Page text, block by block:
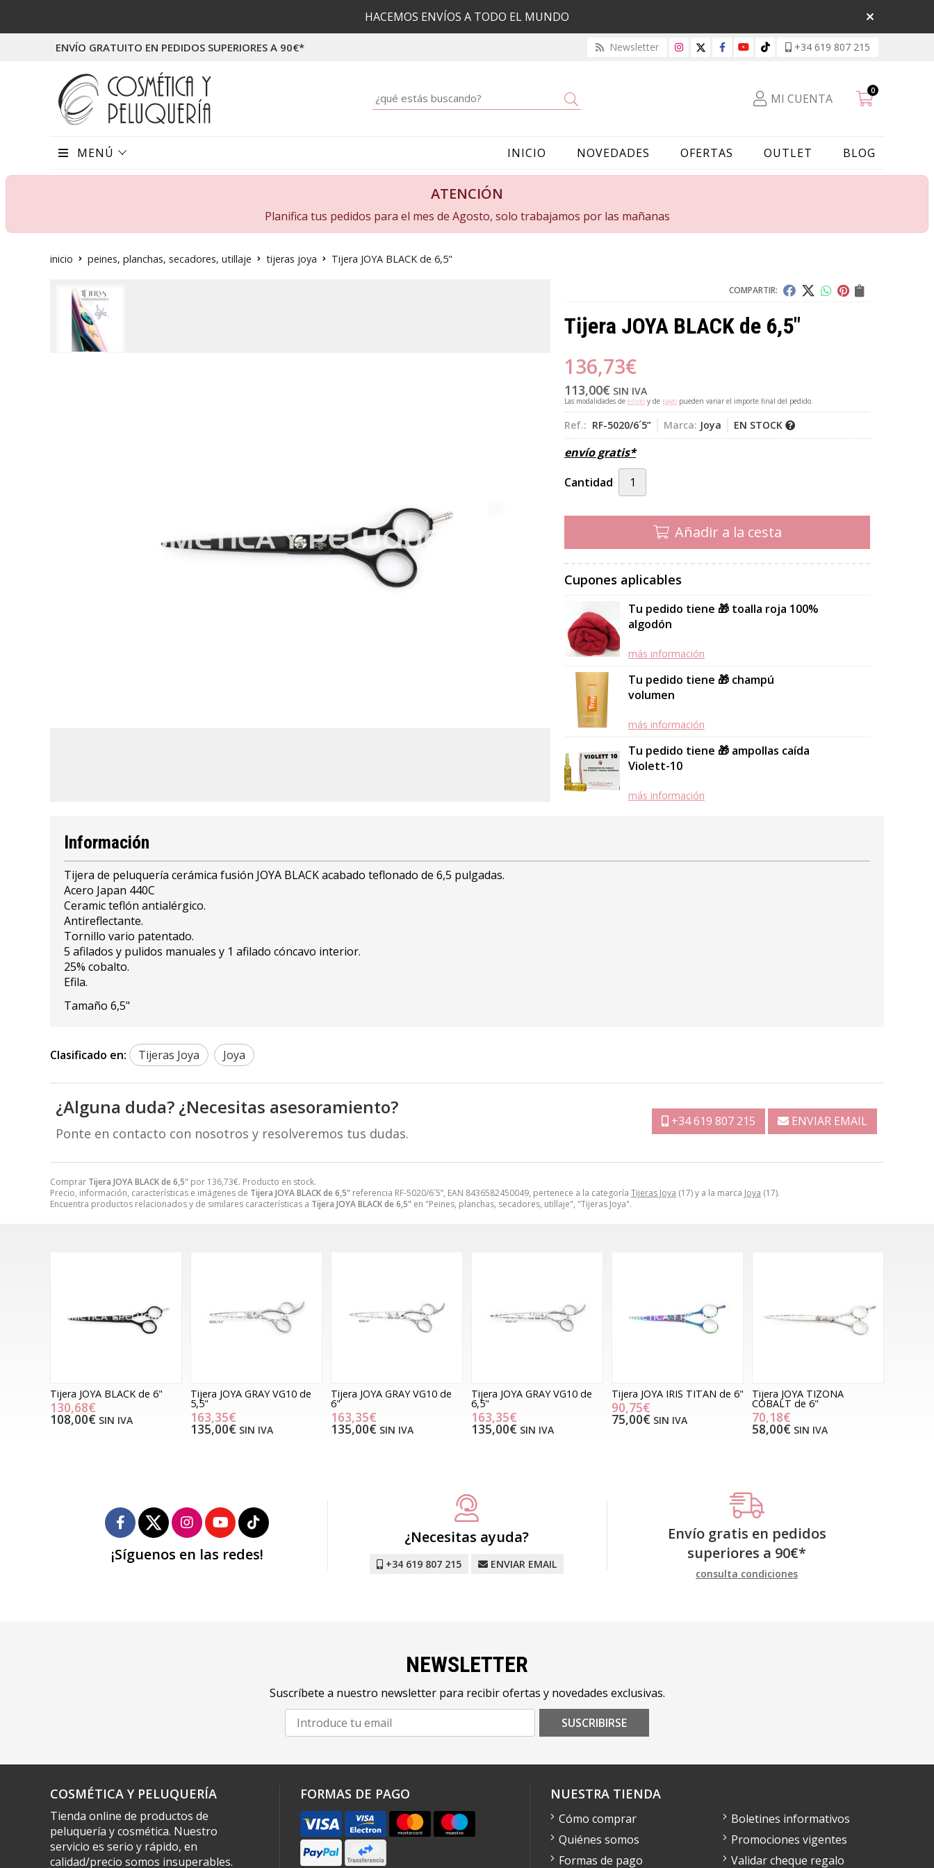
HACEMOS ENVÍOS A TODO EL MUNDO
ENVÍO GRATUITO EN PEDIDOS SUPERIORES A 90€* Newsletter +34 619 807 215
MI CUENTA
0
MENÚ INICIO NOVEDADES OFERTAS OUTLET BLOG
ATENCIÓN
Planifica tus pedidos para el mes de Agosto, solo trabajamos por las mañanas
inicio peines, planchas, secadores, utillaje tijeras joya Tijera JOYA BLACK de 6,5"
COMPARTIR:
Tijera JOYA BLACK de 6,5"
136,73€
113,00€ SIN IVA
Las modalidades de envío y de pago pueden variar el importe final del pedido.
Ref.: RF-5020/6´5” Marca: Joya EN STOCK
envío gratis*
Cantidad
Añadir a la cesta
Cupones aplicables
Tu pedido tiene 🎁 toalla roja 100%
algodón
más información
Tu pedido tiene 🎁 champú
volumen
más información
Tu pedido tiene 🎁 ampollas caída
Violett-10
más información
Comprar Tijera JOYA BLACK de 6,5" por 136,73€. Producto en stock.
Precio, información, características e imágenes de Tijera JOYA BLACK de 6,5" referencia RF-5020/6´5”, EAN 8436582450049, pertenece a la categoría Tijeras Joya (17) y a la marca Joya (17).
Encuentra productos relacionados y de similares características a Tijera JOYA BLACK de 6,5" en "Peines, planchas, secadores, utillaje", "Tijeras Joya".
Información
Tijera de peluquería cerámica fusión JOYA BLACK acabado teflonado de 6,5 pulgadas.
Acero Japan 440C
Ceramic teflón antialérgico.
Antireflectante.
Tornillo vario patentado.
5 afilados y pulidos manuales y 1 afilado cóncavo interior.
25% cobalto.
Efila.
Tamaño 6,5"
Clasificado en: Tijeras Joya Joya
¿Alguna duda? ¿Necesitas asesoramiento?
Ponte en contacto con nosotros y resolveremos tus dudas.
+34 619 807 215 ENVIAR EMAIL
Tijera JOYA BLACK de 6"
130,68€
108,00€ SIN IVA
Tijera JOYA GRAY VG10 de
5,5"
163,35€
135,00€ SIN IVA
Tijera JOYA GRAY VG10 de
6"
163,35€
135,00€ SIN IVA
Tijera JOYA GRAY VG10 de
6,5"
163,35€
135,00€ SIN IVA
Tijera JOYA IRIS TITAN de 6"
90,75€
75,00€ SIN IVA
Tijera JOYA TIZONA
COBALT de 6"
70,18€
58,00€ SIN IVA
¡Síguenos en las redes!
¿Necesitas ayuda?
+34 619 807 215 ENVIAR EMAIL
Envío gratis en pedidos
superiores a 90€*
consulta condiciones
NEWSLETTER
Suscríbete a nuestro newsletter para recibir ofertas y novedades exclusivas.
SUSCRIBIRSE
COSMÉTICA Y PELUQUERÍA
Tienda online de productos de
peluquería y cosmética. Nuestro
servicio es serio y rápido, en
calidad/precio somos insuperables.
FORMAS DE PAGO NUESTRA TIENDA
Cómo comprar
Quiénes somos
Formas de pago
Boletines informativos
Promociones vigentes
Validar cheque regalo